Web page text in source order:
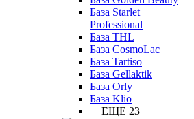
База Starlet
Professional
База THL
База CosmoLac
База Tartiso
База Gellaktik
База Orly
База Klio
+ ЕЩЕ 23